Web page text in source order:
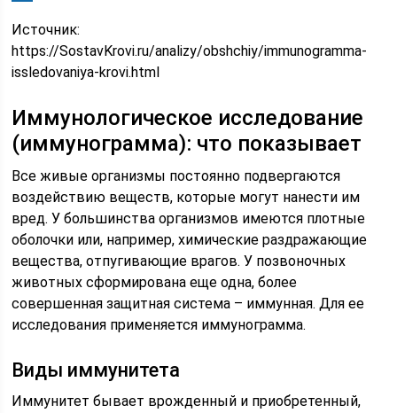
Источник:
https://SostavKrovi.ru/analizy/obshchiy/immunogramma-
issledovaniya-krovi.html
Иммунологическое исследование
(иммунограмма): что показывает
Все живые организмы постоянно подвергаются
воздействию веществ, которые могут нанести им
вред. У большинства организмов имеются плотные
оболочки или, например, химические раздражающие
вещества, отпугивающие врагов. У позвоночных
животных сформирована еще одна, более
совершенная защитная система – иммунная. Для ее
исследования применяется иммунограмма.
Виды иммунитета
Иммунитет бывает врожденный и приобретенный,